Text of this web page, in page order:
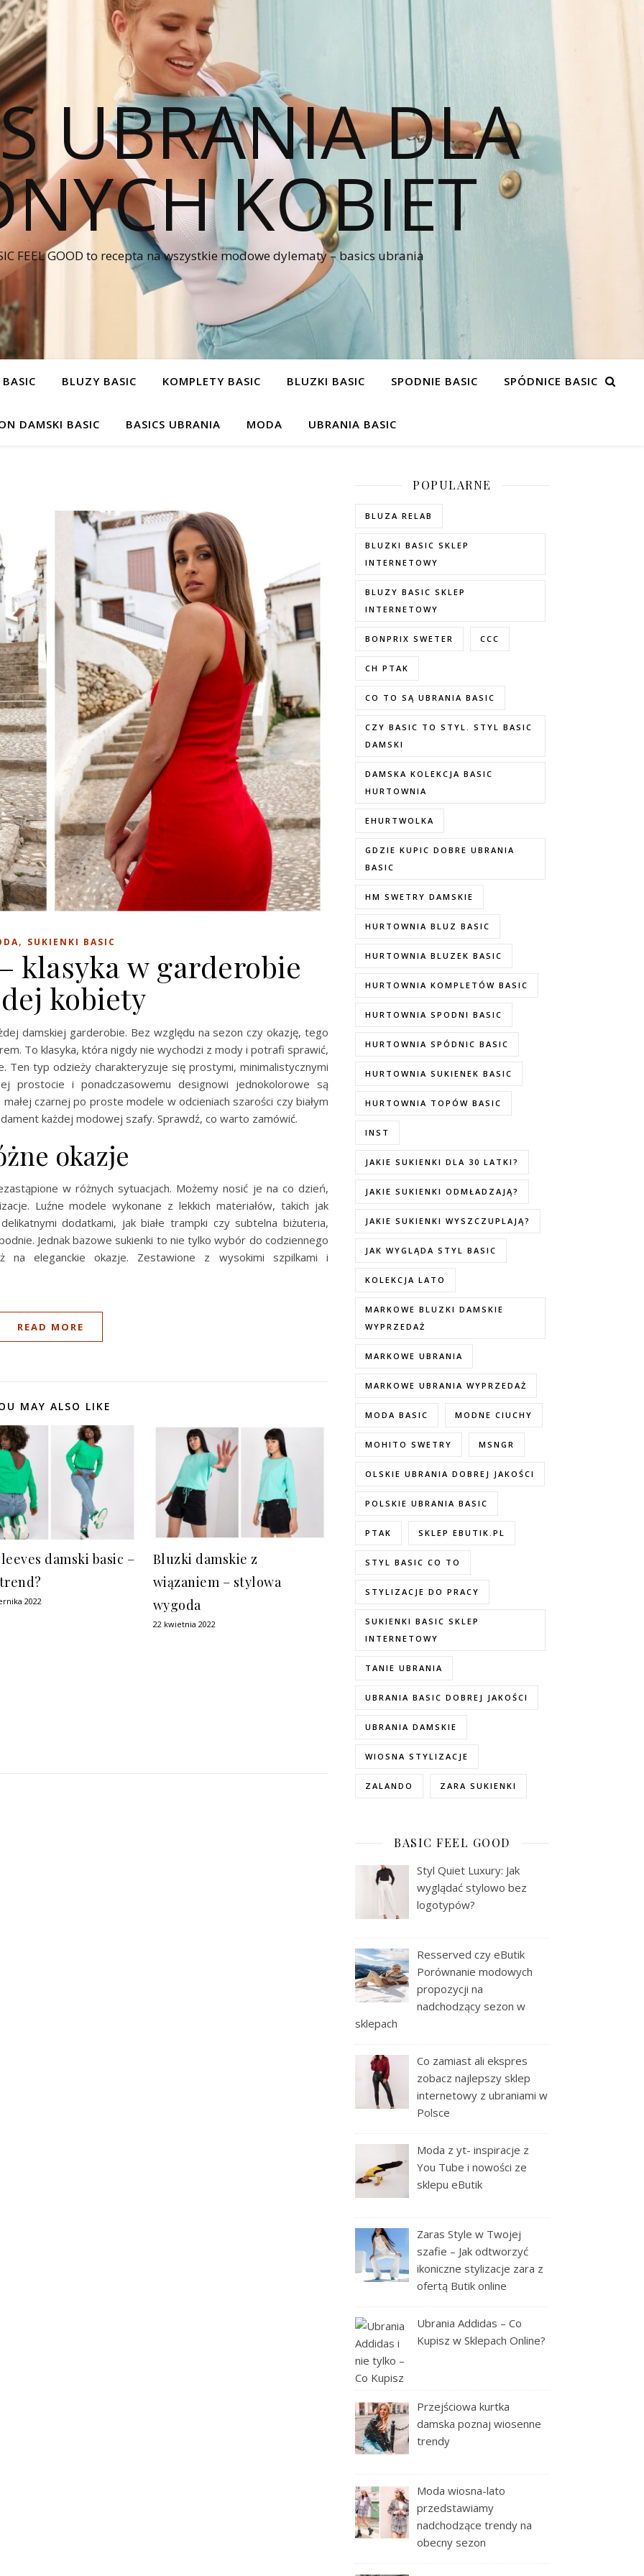
UBRANIA DLA
KOBIET
FEEL GOOD to recepta na wszystkie modowe dylematy – basics ubrania
BLUZY BASIC KOMPLETY BASIC BLUZKI BASIC SPODNIE BASIC SPÓDNICE BASIC
DAMSKI BASIC BASICS UBRANIA MODA UBRANIA BASIC
, SUKIENKI BASIC
klasyka w garderobie
kobiety
damskiej garderobie. Bez względu na sezon czy okazję, tego
To klasyka, która nigdy nie wychodzi z mody i potrafi sprawić,
Ten typ odzieży charakteryzuje się prostymi, minimalistycznymi
prostocie i ponadczasowemu designowi jednokolorowe są
czarnej po proste modele w odcieniach szarości czy białym
każdej modowej szafy. Sprawdź, co warto zamówić.
okazje
w różnych sytuacjach. Możemy nosić je na co dzień,
Luźne modele wykonane z lekkich materiałów, takich jak
dodatkami, jak białe trampki czy subtelna biżuteria,
Jednak bazowe sukienki to nie tylko wybór do codziennego
na eleganckie okazje. Zestawione z wysokimi szpilkami i
READ MORE
MAY ALSO LIKE
damski basic –
2022
Bluzki damskie z
wiązaniem – stylowa
wygoda
22 kwietnia 2022
POPULARNE
BLUZA RELAB
BLUZKI BASIC SKLEP
INTERNETOWY
BLUZY BASIC SKLEP
INTERNETOWY
BONPRIX SWETER CCC
CH PTAK
CO TO SĄ UBRANIA BASIC
CZY BASIC TO STYL. STYL BASIC
DAMSKI
DAMSKA KOLEKCJA BASIC
HURTOWNIA
EHURTWOLKA
GDZIE KUPIC DOBRE UBRANIA
BASIC
HM SWETRY DAMSKIE
HURTOWNIA BLUZ BASIC
HURTOWNIA BLUZEK BASIC
HURTOWNIA KOMPLETÓW BASIC
HURTOWNIA SPODNI BASIC
HURTOWNIA SPÓDNIC BASIC
HURTOWNIA SUKIENEK BASIC
HURTOWNIA TOPÓW BASIC
INST
JAKIE SUKIENKI DLA 30 LATKI?
JAKIE SUKIENKI ODMŁADZAJĄ?
JAKIE SUKIENKI WYSZCZUPLAJĄ?
JAK WYGLĄDA STYL BASIC
KOLEKCJA LATO
MARKOWE BLUZKI DAMSKIE
WYPRZEDAŻ
MARKOWE UBRANIA
MARKOWE UBRANIA WYPRZEDAŻ
MODA BASIC MODNE CIUCHY
MOHITO SWETRY MSNGR
OLSKIE UBRANIA DOBREJ JAKOŚCI
POLSKIE UBRANIA BASIC
PTAK SKLEP EBUTIK.PL
STYL BASIC CO TO
STYLIZACJE DO PRACY
SUKIENKI BASIC SKLEP
INTERNETOWY
TANIE UBRANIA
UBRANIA BASIC DOBREJ JAKOŚCI
UBRANIA DAMSKIE
WIOSNA STYLIZACJE
ZALANDO ZARA SUKIENKI
BASIC FEEL GOOD
Styl Quiet Luxury: Jak
wyglądać stylowo bez
logotypów?
Resserved czy eButik
Porównanie modowych
propozycji na
nadchodzący sezon w
sklepach
Co zamiast ali ekspres
zobacz najlepszy sklep
internetowy z ubraniami w
Polsce
Moda z yt- inspiracje z
You Tube i nowości ze
sklepu eButik
Zaras Style w Twojej
szafie – Jak odtworzyć
ikoniczne stylizacje zara z
ofertą Butik online
Ubrania Addidas – Co
Kupisz w Sklepach Online?
Przejściowa kurtka
damska poznaj wiosenne
trendy
Moda wiosna-lato
przedstawiamy
nadchodzące trendy na
obecny sezon